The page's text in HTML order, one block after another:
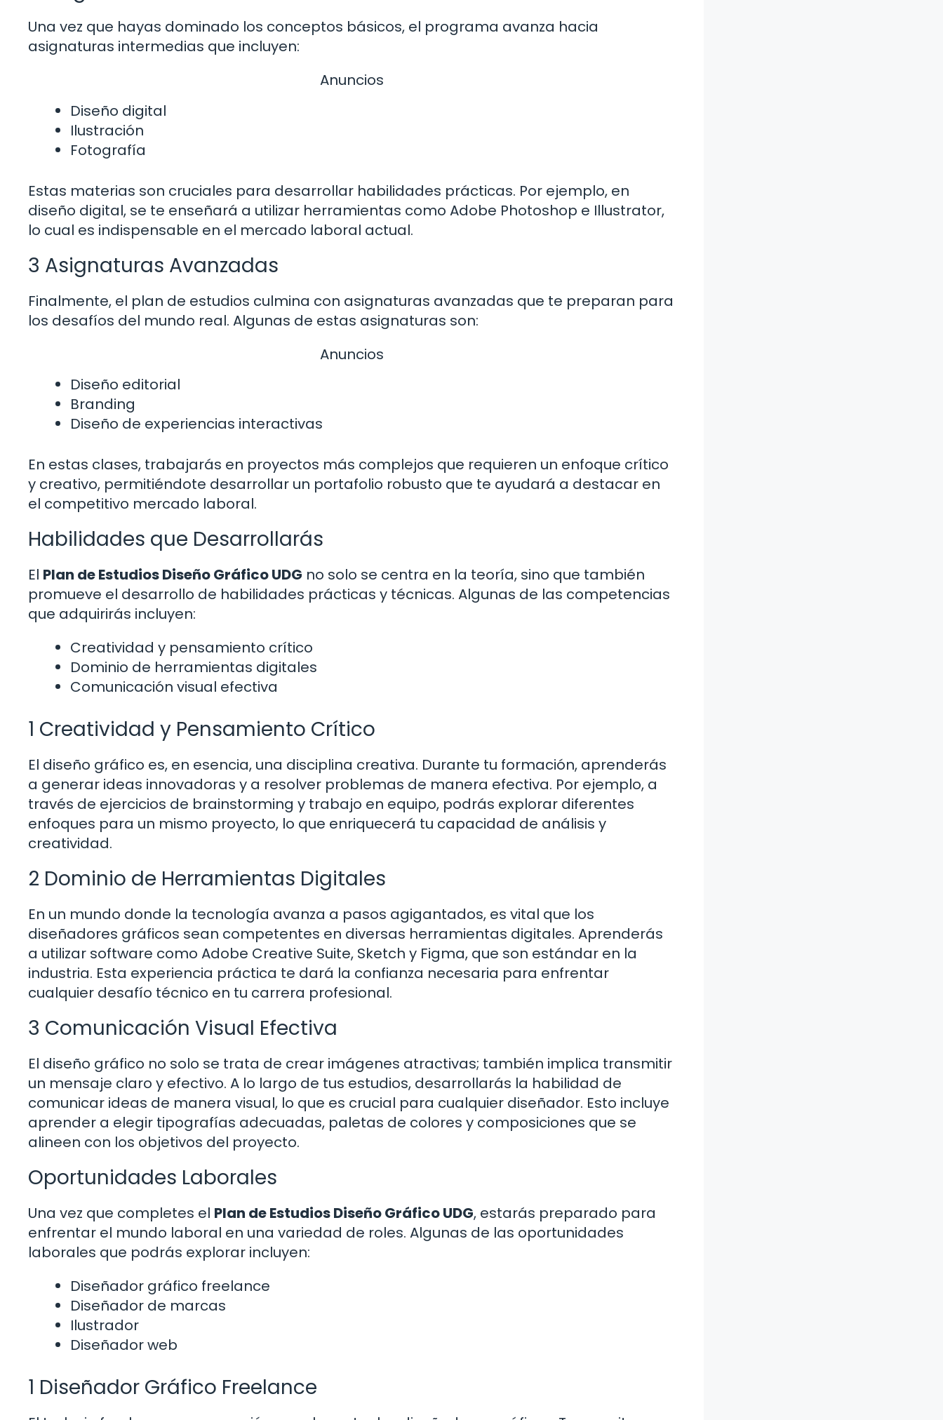
Una vez que hayas dominado los conceptos básicos, el programa avanza hacia
asignaturas intermedias que incluyen:
Anuncios
Diseño digital
Ilustración
Fotografía
Estas materias son cruciales para desarrollar habilidades prácticas. Por ejemplo, en
diseño digital, se te enseñará a utilizar herramientas como Adobe Photoshop e Illustrator,
lo cual es indispensable en el mercado laboral actual.
3 Asignaturas Avanzadas
Finalmente, el plan de estudios culmina con asignaturas avanzadas que te preparan para
los desafíos del mundo real. Algunas de estas asignaturas son:
Anuncios
Diseño editorial
Branding
Diseño de experiencias interactivas
En estas clases, trabajarás en proyectos más complejos que requieren un enfoque crítico
y creativo, permitiéndote desarrollar un portafolio robusto que te ayudará a destacar en
el competitivo mercado laboral.
Habilidades que Desarrollarás
El Plan de Estudios Diseño Gráfico UDG no solo se centra en la teoría, sino que también
promueve el desarrollo de habilidades prácticas y técnicas. Algunas de las competencias
que adquirirás incluyen:
Creatividad y pensamiento crítico
Dominio de herramientas digitales
Comunicación visual efectiva
1 Creatividad y Pensamiento Crítico
El diseño gráfico es, en esencia, una disciplina creativa. Durante tu formación, aprenderás
a generar ideas innovadoras y a resolver problemas de manera efectiva. Por ejemplo, a
través de ejercicios de brainstorming y trabajo en equipo, podrás explorar diferentes
enfoques para un mismo proyecto, lo que enriquecerá tu capacidad de análisis y
creatividad.
2 Dominio de Herramientas Digitales
En un mundo donde la tecnología avanza a pasos agigantados, es vital que los
diseñadores gráficos sean competentes en diversas herramientas digitales. Aprenderás
a utilizar software como Adobe Creative Suite, Sketch y Figma, que son estándar en la
industria. Esta experiencia práctica te dará la confianza necesaria para enfrentar
cualquier desafío técnico en tu carrera profesional.
3 Comunicación Visual Efectiva
El diseño gráfico no solo se trata de crear imágenes atractivas; también implica transmitir
un mensaje claro y efectivo. A lo largo de tus estudios, desarrollarás la habilidad de
comunicar ideas de manera visual, lo que es crucial para cualquier diseñador. Esto incluye
aprender a elegir tipografías adecuadas, paletas de colores y composiciones que se
alineen con los objetivos del proyecto.
Oportunidades Laborales
Una vez que completes el Plan de Estudios Diseño Gráfico UDG, estarás preparado para
enfrentar el mundo laboral en una variedad de roles. Algunas de las oportunidades
laborales que podrás explorar incluyen:
Diseñador gráfico freelance
Diseñador de marcas
Ilustrador
Diseñador web
1 Diseñador Gráfico Freelance